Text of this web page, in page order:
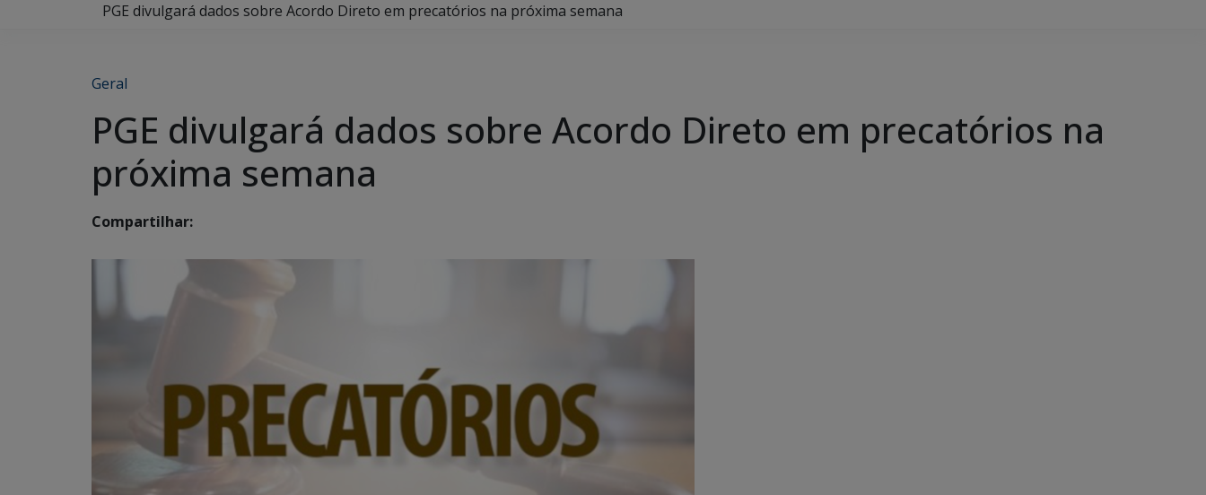
PGE divulgará dados sobre Acordo Direto em precatórios na próxima semana
Geral
PGE divulgará dados sobre Acordo Direto em precatórios na
próxima semana
Compartilhar: